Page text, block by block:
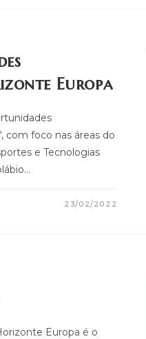
Europa
com foco nas áreas do
e Tecnologias
23/02/2022
Europa é o